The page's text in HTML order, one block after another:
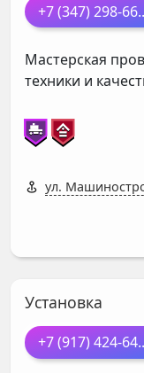
+7 (347) 298-66
Мастерская
техники и
ул.
Установка
+7 (917) 424-64